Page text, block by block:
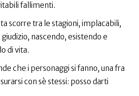
fallimenti.
scorre tra le stagioni, implacabili,
nascendo, esistendo e
di vita.
che i personaggi si fanno, una fra
con sè stessi: posso darti